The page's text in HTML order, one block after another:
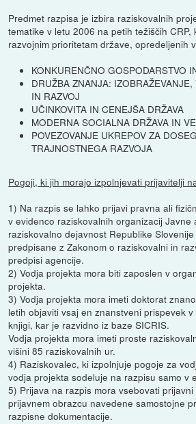
Predmet razpisa je izbira raziskovalnih
tematike v letu 2006 na petih težiščih
razvojnim prioritetam države, opredeljenih
KONKURENČNO GOSPODARSTVO
DRUŽBA ZNANJA:
IN RAZVOJ
UČINKOVITA IN CENEJŠA DRŽAVA
MODERNA SOCIALNA DRŽAVA IN
POVEZOVANJE UKREPOV ZA
TRAJNOSTNEGA RAZVOJA
Pogoji, ki jih morajo izpolnjevati prijavitelji
1) Na razpis se lahko prijavi pravna ali
v evidenco raziskovalnih organizacij Javne
raziskovalno dejavnost Republike
predpisane z Zakonom o raziskovalni in
predpisi agencije.
2) Vodja projekta mora biti zaposlen v
projekta.
3) Vodja projekta mora imeti doktorat
letih objaviti vsaj en znanstveni prispevek
knjigi, kar je razvidno iz baze SICRIS.
Vodja projekta mora imeti proste
višini 85 raziskovalnih ur.
4) Raziskovalec, ki izpolnjuje pogoje za
vodja projekta sodeluje na razpisu samo v
5) Prijava na razpis mora vsebovati
prijavnem obrazcu navedene samostojne
razpisne dokumentacije.